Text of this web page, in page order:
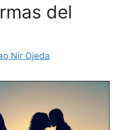
del
Nir Ojeda